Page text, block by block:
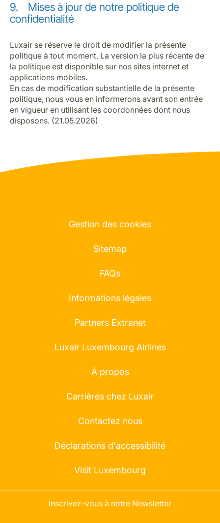
9. Mises à jour de notre politique de
confidentialité
Luxair se réserve le droit de modifier la présente
politique à tout moment. La version la plus récente de
la politique est disponible sur nos sites internet et
applications mobiles.
En cas de modification substantielle de la présente
politique, nous vous en informerons avant son entrée
en vigueur en utilisant les coordonnées dont nous
disposons. (21.05.2026)
Gestion des cookies
Sitemap
FAQs
Informations légales
Partners Extranet
Luxair Luxembourg Airlines
À propos
Carrières chez Luxair
Contactez nous
Déclarations d'accessibilité
Visit Luxembourg
Inscrivez-vous à notre Newsletter